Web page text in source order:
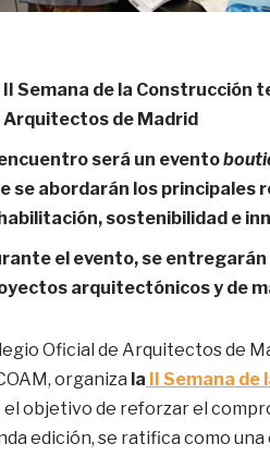
II Semana de la Construcción
Arquitectos de Madrid
será un evento
se abordarán los
sostenibilidad e
el evento, se entregarán
arquitectónicos y de
Oficial de Arquitectos de
organiza la II Semana de
objetivo de reforzar el
edición, se ratifica como